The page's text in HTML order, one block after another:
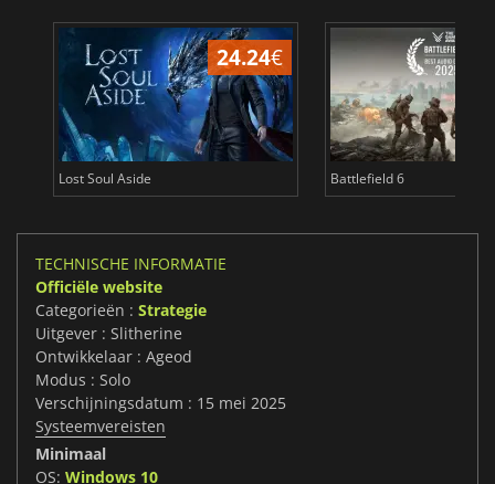
24.24€
Lost Soul Aside Battlefield 6
TECHNISCHE INFORMATIE
Officiële website
Categorieën : Strategie
Uitgever : Slitherine
Ontwikkelaar : Ageod
Modus : Solo
Verschijningsdatum : 15 mei 2025
Systeemvereisten
Minimaal
OS: Windows 10